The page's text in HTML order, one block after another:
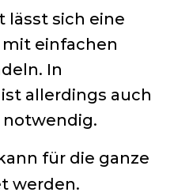
lässt sich eine
einfachen
In
allerdings auch
notwendig.
für die ganze
werden.